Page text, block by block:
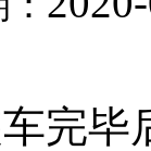
完